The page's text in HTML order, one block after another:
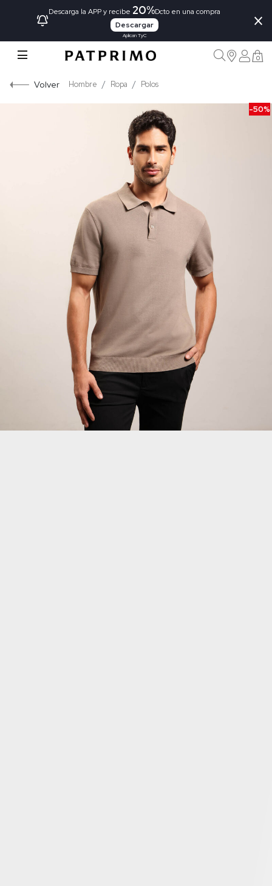
Descarga la APP y recibe 20%Dcto en una compra
Descargar
Aplican TyC
×
0
Volver Hombre Ropa Polos
-50%